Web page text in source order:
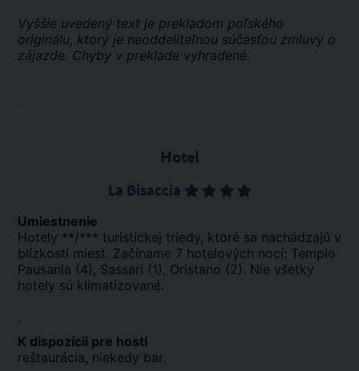
Vyššie uvedený text je prekladom poľského
originálu, ktorý je neoddeliteľnou súčasťou zmluvy o
zájazde. Chyby v preklade vyhradené.
Hotel
La Bisaccia
Umiestnenie
Hotely **/*** turistickej triedy, ktoré sa nachádzajú v
blízkosti miest. Začíname 7 hotelových nocí: Tempio
Pausania (4), Sassari (1), Oristano (2). Nie všetky
hotely sú klimatizované.
.
K dispozícii pre hostí
reštaurácia, niekedy bar.